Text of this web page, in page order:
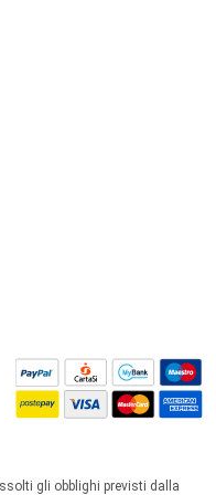
gli obblighi previsti dalla